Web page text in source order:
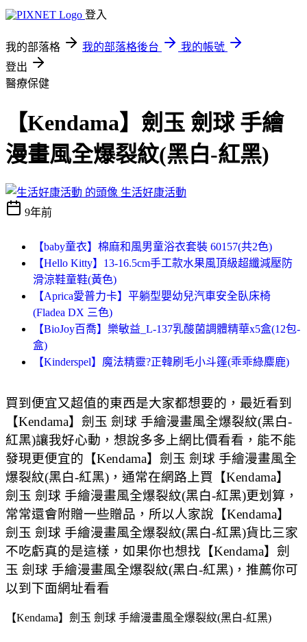
登入
我的部落格 我的部落格後台
我的帳號
登出
醫療保健
【Kendama】劍玉 劍球 手繪
漫畫風全爆裂紋(黑白-紅黑)
生活好康活動
9年前
【baby童衣】棉麻和風男童浴衣套裝 60157(共2色)
【Hello Kitty】13-16.5cm手工款水果風頂級超纖減壓防
滑涼鞋童鞋(黃色)
【Aprica愛普力卡】平躺型嬰幼兒汽車安全臥床椅
(Fladea DX 三色)
【BioJoy百喬】樂敏益_L-137乳酸菌調體精華x5盒(12包-
盒)
【Kinderspel】魔法精靈?正韓刷毛小斗篷(乖乖綠麋鹿)
買到便宜又超值的東西是大家都想要的，最近看到
【Kendama】劍玉 劍球 手繪漫畫風全爆裂紋(黑白-
紅黑)讓我好心動，想說多多上網比價看看，能不能
發現更便宜的【Kendama】劍玉 劍球 手繪漫畫風全
爆裂紋(黑白-紅黑)，通常在網路上買【Kendama】
劍玉 劍球 手繪漫畫風全爆裂紋(黑白-紅黑)更划算，
常常還會附贈一些贈品，所以人家說【Kendama】
劍玉 劍球 手繪漫畫風全爆裂紋(黑白-紅黑)貨比三家
不吃虧真的是這樣，如果你也想找【Kendama】劍
玉 劍球 手繪漫畫風全爆裂紋(黑白-紅黑)，推薦你可
以到下面網址看看
【Kendama】劍玉 劍球 手繪漫畫風全爆裂紋(黑白-紅黑)